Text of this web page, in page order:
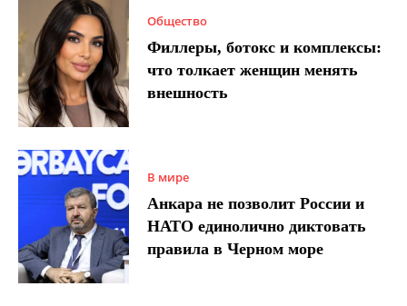
Общество
Филлеры, ботокс и комплексы:
что толкает женщин менять
внешность
В мире
Анкара не позволит России и
НАТО единолично диктовать
правила в Черном море